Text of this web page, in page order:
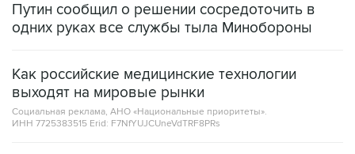
Путин сообщил о решении сосредоточить в
одних руках все службы тыла Минобороны
Как российские медицинские технологии
выходят на мировые рынки
Социальная реклама, АНО «Национальные приоритеты».
ИНН 7725383515 Erid: F7NfYUJCUneVdTRF8PRs